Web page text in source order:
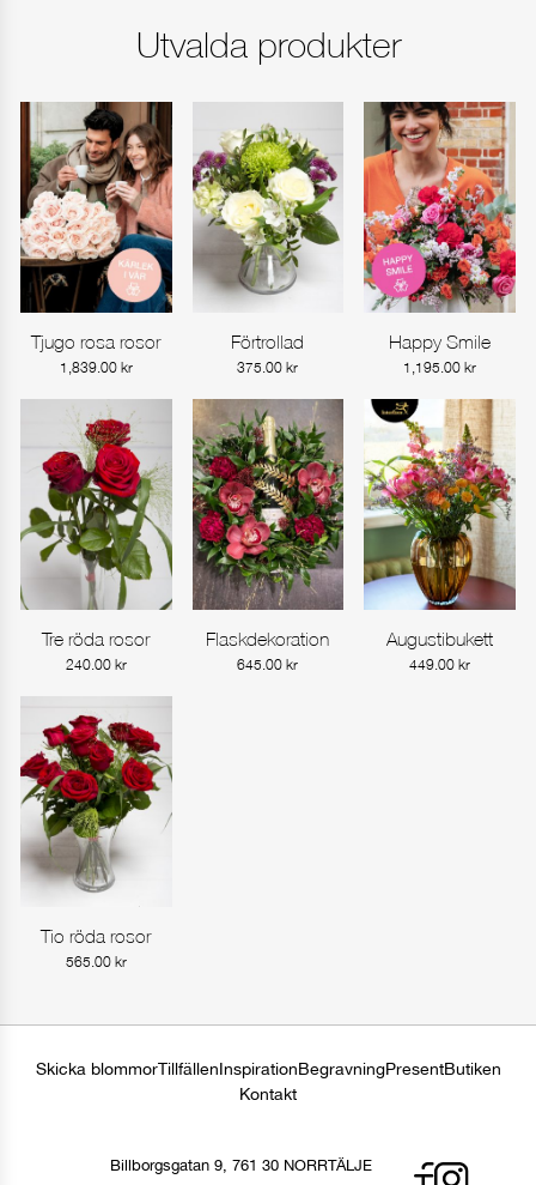
Utvalda produkter
Gå till produkt
Tjugo rosa rosor
1,839.00 kr
Gå till produkt
Förtrollad
375.00kr
Gå till produkt
Happy Smile
1,195.00kr
Gå till produkt
Tre röda rosor
240.00 kr
Gå till produkt
Flaskdekoration
645.00kr
Gå till produkt
Augustibukett
449.00kr
Gå till produkt
Tio röda rosor
565.00 kr
Skicka blommorTillfällenInspirationBegravningPresentButiken
Kontakt
Billborgsgatan 9, 761 30 NORRTÄLJE